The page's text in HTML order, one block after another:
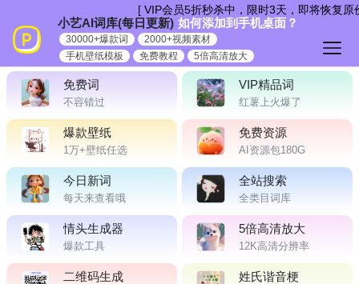
容
免费词
不容错过
VIP精品词
红薯上火爆了
爆款壁纸
1万+壁纸任选
免费资源
AI资源包180G
今日新词
每天来查看哦
全站搜索
全类目词库
情头生成器
爆款工具
5倍高清放大
12K高清分辨率
二维码生成 姓氏谐音梗
[ VIP会员5折秒杀中，限时3天，即将恢复原
小艺AI词库(每日更新) 如何添加到手机桌面？
30000+爆款词
2000+视频素材
手机壁纸模板
免费教程 5倍高清放大